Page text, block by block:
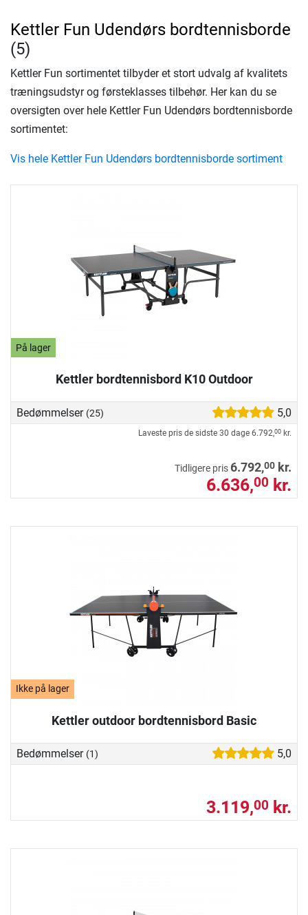
På lager
Kettler bordtennisbord K10 Outdoor
Bedømmelser (25) 5,0
Laveste pris de sidste 30 dage 6.792,00 kr.
Tidligere pris 6.792,00 kr.
6.636,00 kr.
Ikke på lager
Kettler outdoor bordtennisbord Basic
Bedømmelser (1) 5,0
3.119,00 kr.
Kettler Fun Udendørs bordtennisborde
(5)
Kettler Fun sortimentet tilbyder et stort udvalg af kvalitets
træningsudstyr og førsteklasses tilbehør. Her kan du se
oversigten over hele Kettler Fun Udendørs bordtennisborde
sortimentet:
Vis hele Kettler Fun Udendørs bordtennisborde sortiment